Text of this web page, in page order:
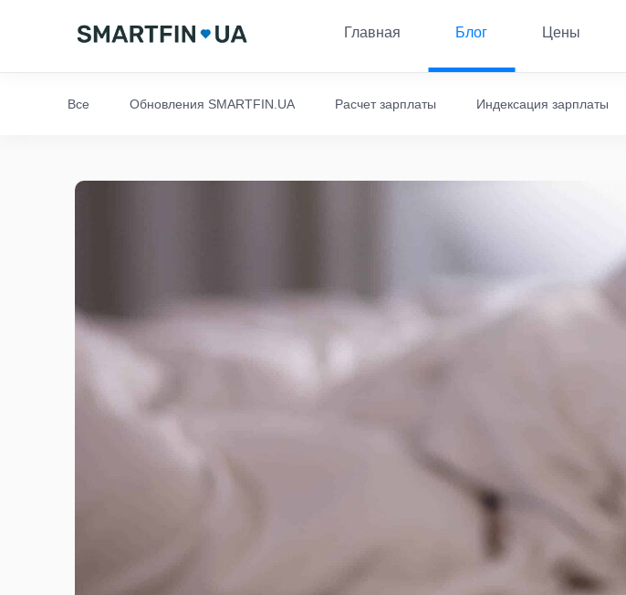
Главная Блог Цены
Все Обновления SMARTFIN.UA Расчет зарплаты Индексация зарплаты